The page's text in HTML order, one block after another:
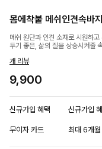
몸에착붙 메쉬인견속
메쉬 원단과 인견 소재로 시원하
두기 좋은, 삶의 질을 상승시켜줄
개 리뷰
9,900
신규가입 혜택 신규가입
무이자 카드 최대 6개